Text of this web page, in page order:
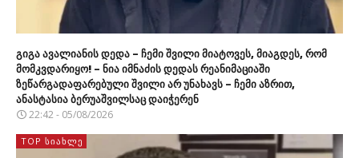
გიგა ავალიანის დედა – ჩემი შვილი მიატოვეს, მიაგდეს, რომ
მომკვდარიყო! – ნია იმნაძის დედას რეანიმაციაში
ზეწარგადაფარებული შვილი არ უნახავს – ჩემი აზრით,
ანასტასია ბერუაშვილსაც დაიჭერენ
22:42 - 05/08/2026
TOP ᲡᲘᲐᲮᲚᲔ